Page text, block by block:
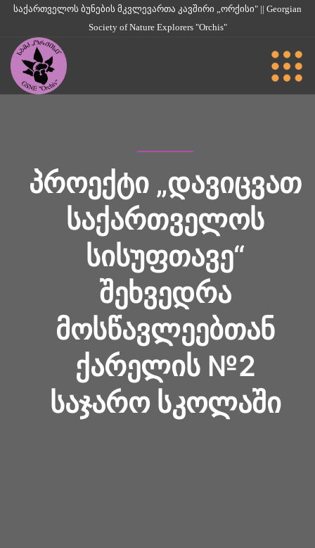
საქართველოს ბუნების მკვლევართა კავშირი „ორქისი" || Georgian
Society of Nature Explorers "Orchis"
ᲞᲠᲝᲔᲥᲢᲘ „ᲓᲐᲕᲘᲪᲕᲐᲗ
ᲡᲐᲥᲐᲠᲗᲕᲔᲚᲝᲡ
ᲡᲘᲡᲣᲤᲗᲐᲕᲔ“
ᲨᲔᲮᲕᲔᲓᲠᲐ
ᲛᲝᲡᲬᲐᲕᲚᲔᲔᲑᲗᲐᲜ
ᲥᲐᲠᲔᲚᲘᲡ №2
ᲡᲐᲯᲐᲠᲝ ᲡᲙᲝᲚᲐᲨᲘ